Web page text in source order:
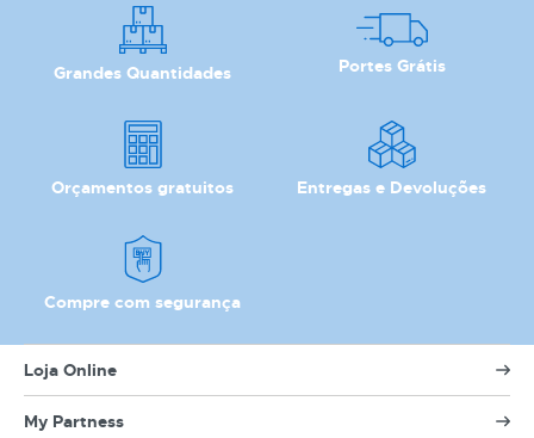
Grandes Quantidades Portes Grátis
Orçamentos gratuitos Entregas e Devoluções
Compre com segurança
Loja Online
My Partness